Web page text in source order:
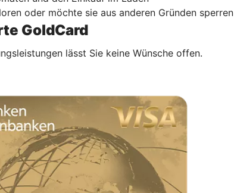
oder möchte sie aus anderen Gründen sperren
GoldCard
lässt Sie keine Wünsche offen.